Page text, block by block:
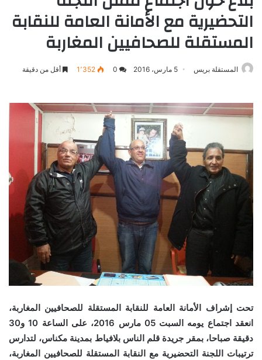
التحضيرية مع الأمانة العامة للنقابة
المستقلة للصحافيين المغاربة
المستقلة بريس 5 مارس، 2016 0 1٬352 أقل من دقيقة
تحت إشراف الأمانة العامة للنقابة المستقلة للصحافيين المغاربة،
انعقد اجتماع يومه السبت 05 مارس 2016، على الساعة 10 و30
دقيقة صباحا، بمقر جريدة قلم الناس بلافياط بمدينة مكناس، لتدارس
ترتيبات اللجنة التحضيرية مع النقابة المستقلة للصحافيين المغاربة،